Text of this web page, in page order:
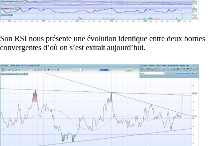
Son RSI nous présente une évolution identique entre deux bornes
convergentes d’où on s’est extrait aujourd’hui.